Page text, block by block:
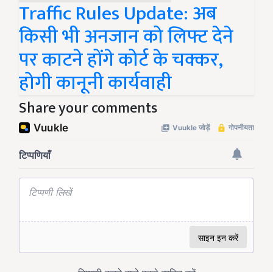
Traffic Rules Update: अब
किसी भी अनजान को लिफ्ट देने
पर काटने होंगे कोर्ट के चक्कर,
होगी कानूनी कार्यवाही
Share your comments